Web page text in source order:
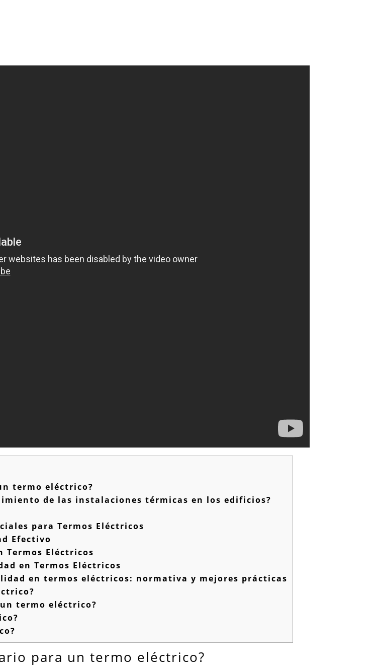
termo eléctrico?
de las instalaciones térmicas en los edificios?
para Termos Eléctricos
Efectivo
Termos Eléctricos
en Termos Eléctricos
en termos eléctricos: normativa y mejores prácticas
termo eléctrico?
para un termo eléctrico?